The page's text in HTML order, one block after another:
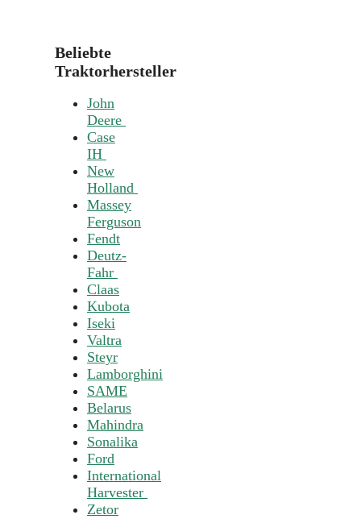
Beliebte
Traktorhersteller
John
Deere
Case
IH
New
Holland
Massey
Ferguson
Fendt
Deutz-
Fahr
Claas
Kubota
Iseki
Valtra
Steyr
Lamborghini
SAME
Belarus
Mahindra
Sonalika
Ford
International
Harvester
Zetor